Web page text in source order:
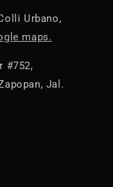
Urbano,
maps.
#752,
Jal.